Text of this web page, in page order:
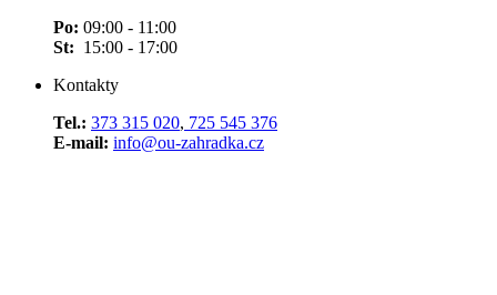
Po: 09:00 - 11:00
St: 15:00 - 17:00
Kontakty
Tel.: 373 315 020, 725 545 376
E-mail: info@ou-zahradka.cz